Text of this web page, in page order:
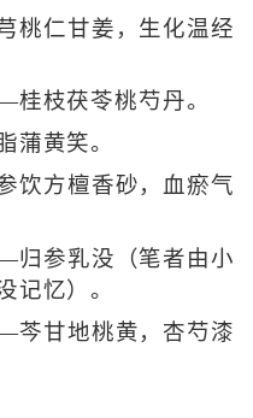
仁甘姜，生化温经
枝茯苓桃芍丹。
黄笑。
方檀香砂，血瘀气
参乳没（笔者由小
忆）。
甘地桃黄，杏芍漆